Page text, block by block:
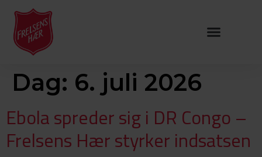
Dag: 6. juli 2026
Ebola spreder sig i DR Congo –
Frelsens Hær styrker indsatsen